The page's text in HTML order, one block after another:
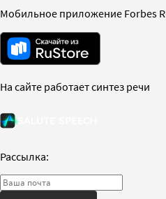
Мобильное приложение Forbes
На сайте работает синтез речи
Рассылка: